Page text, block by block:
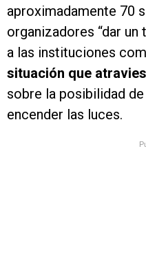
aproximadamente 70
organizadores “dar
a las instituciones
situación que
sobre la posibilidad
encender las luces.